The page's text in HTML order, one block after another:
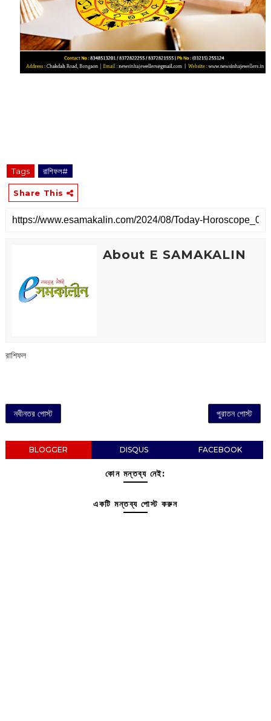
Tags রাশিফল#
Share This
About E SAMAKALIN
রাশিফল
নবীনতর পোস্ট পুরাতন পোস্ট
BLOGGER DISQUS FACEBOOK
কোন মন্তব্য নেই:
একটি মন্তব্য পোস্ট করুন